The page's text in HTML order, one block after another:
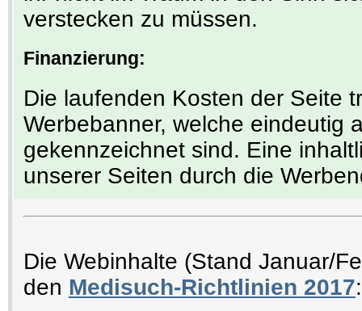
verstecken zu müssen.
Finanzierung:
Die laufenden Kosten der Seite
Werbebanner, welche eindeutig
gekennzeichnet sind. Eine
unserer Seiten durch die
Die Webinhalte (Stand Januar/
den Medisuch-Richtlinien 2017: